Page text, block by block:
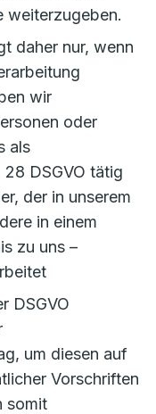
weiterzugeben.
daher nur, wenn
wir
oder
als
DSGVO tätig
der in unserem
in einem
zu uns –
DSGVO
um diesen auf
Vorschriften
somit